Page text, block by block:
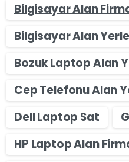
Bilgisayar Alan
Bilgisayar Alan
Bozuk Laptop Alan
Cep Telefonu Alan
Dell Laptop Sat
HP Laptop Alan